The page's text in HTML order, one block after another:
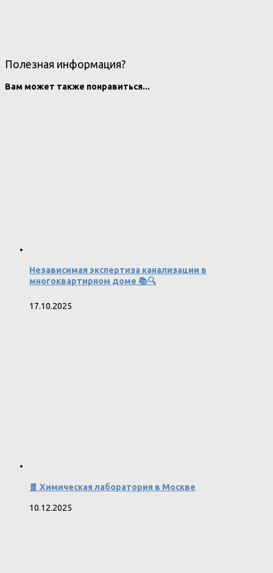
Полезная информация?
Вам может также понравиться...
Независимая экспертиза канализации в
многоквартирном доме 📚🔍
17.10.2025
🧧 Химическая лаборатория в Москве
10.12.2025